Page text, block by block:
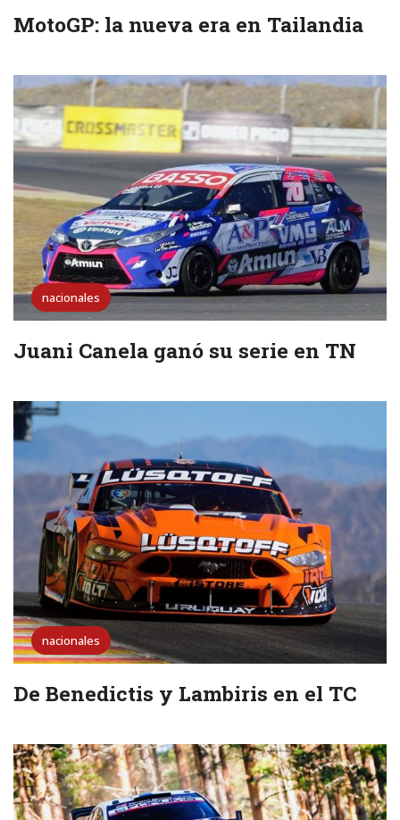
MotoGP: la nueva era en Tailandia
nacionales
Juani Canela ganó su serie en TN
nacionales
De Benedictis y Lambiris en el TC